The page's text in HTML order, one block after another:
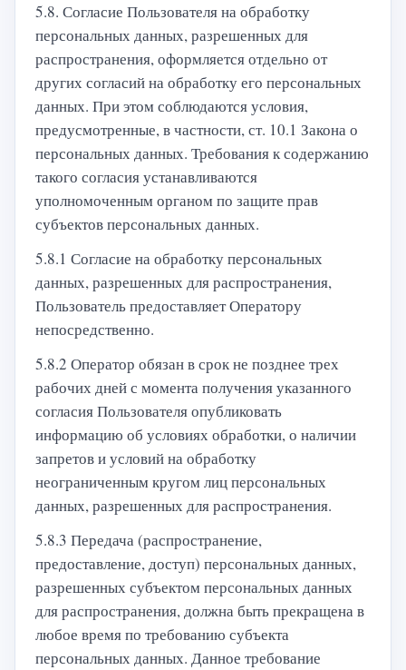
5.8. Согласие Пользователя на обработку
персональных данных, разрешенных для
распространения, оформляется отдельно от
других согласий на обработку его персональных
данных. При этом соблюдаются условия,
предусмотренные, в частности, ст. 10.1 Закона о
персональных данных. Требования к содержанию
такого согласия устанавливаются
уполномоченным органом по защите прав
субъектов персональных данных.
5.8.1 Согласие на обработку персональных
данных, разрешенных для распространения,
Пользователь предоставляет Оператору
непосредственно.
5.8.2 Оператор обязан в срок не позднее трех
рабочих дней с момента получения указанного
согласия Пользователя опубликовать
информацию об условиях обработки, о наличии
запретов и условий на обработку
неограниченным кругом лиц персональных
данных, разрешенных для распространения.
5.8.3 Передача (распространение,
предоставление, доступ) персональных данных,
разрешенных субъектом персональных данных
для распространения, должна быть прекращена в
любое время по требованию субъекта
персональных данных. Данное требование